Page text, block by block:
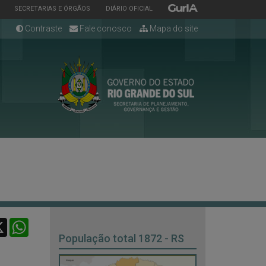
ESTADO
SECRETARIAS E ÓRGÃOS ESTADO
DIÁRIO OFICIAL ESTADO
Contraste Fale conosco Mapa do site
X WhatsApp
População total 1872 - RS